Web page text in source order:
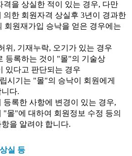
격을 상실한 적이 있는 경우, 다만
의한 회원자격 상실후 3년이 경과한
회원재가입 승낙을 얻은 경우에는
위, 기재누락, 오기가 있는 경우
등록하는 것이 "몰"의 기술상
있다고 판단되는 경우
시기는 "몰"의 승낙이 회원에게
다.
등록한 사항에 변경이 있는 경우,
"몰"에 대하여 회원정보 수정 등의
을 알려야 합니다.
실 등